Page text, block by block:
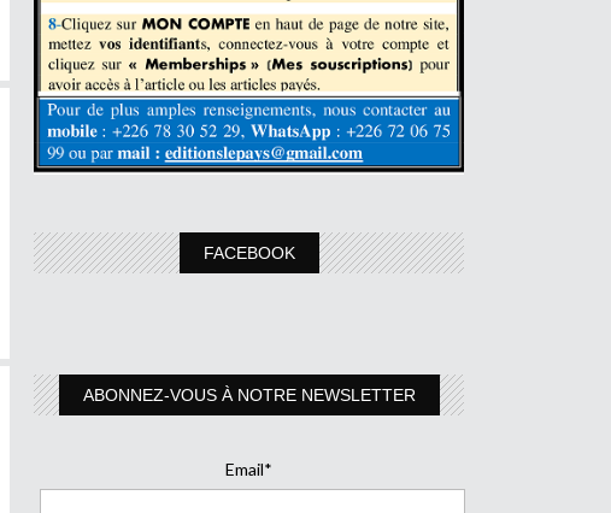
FACEBOOK
ABONNEZ-VOUS À NOTRE NEWSLETTER
Email*